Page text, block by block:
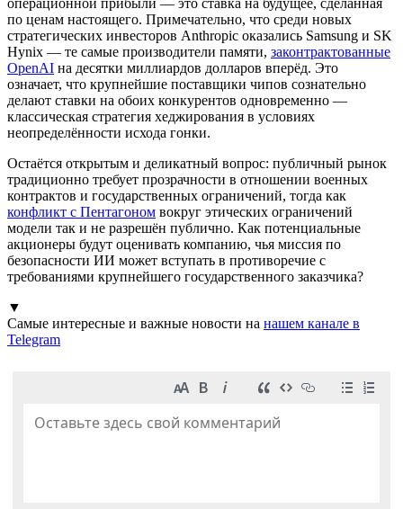
операционной прибыли — это ставка на будущее, сделанная
по ценам настоящего. Примечательно, что среди новых
стратегических инвесторов Anthropic оказались Samsung и SK
Hynix — те самые производители памяти, законтрактованные
OpenAI на десятки миллиардов долларов вперёд. Это
означает, что крупнейшие поставщики чипов сознательно
делают ставки на обоих конкурентов одновременно —
классическая стратегия хеджирования в условиях
неопределённости исхода гонки.
Остаётся открытым и деликатный вопрос: публичный рынок
традиционно требует прозрачности в отношении военных
контрактов и государственных ограничений, тогда как
конфликт с Пентагоном вокруг этических ограничений
модели так и не разрешён публично. Как потенциальные
акционеры будут оценивать компанию, чья миссия по
безопасности ИИ может вступать в противоречие с
требованиями крупнейшего государственного заказчика?
▼
Самые интересные и важные новости на нашем канале в
Telegram